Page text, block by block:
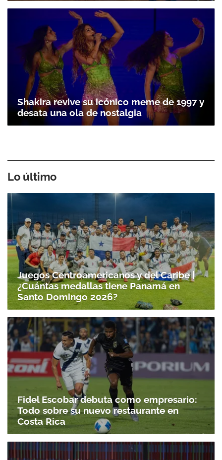
Shakira revive su icónico meme de 1997 y
desata una ola de nostalgia
Lo último
Juegos Centroamericanos y del Caribe |
¿Cuántas medallas tiene Panamá en
Santo Domingo 2026?
Fidel Escobar debuta como empresario:
Todo sobre su nuevo restaurante en
Costa Rica